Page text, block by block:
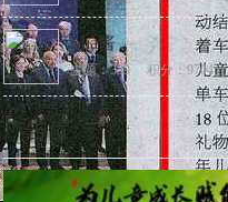
Mia酱
主题：339 积分：9704
广告位